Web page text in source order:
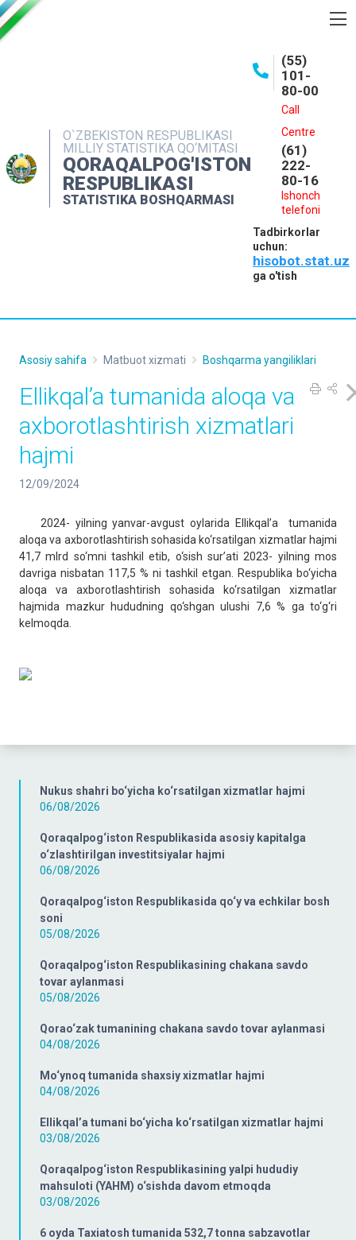
O`ZBEKISTON RESPUBLIKASI
MILLIY STATISTIKA QO‘MITASI
QORAQALPOG'ISTON
RESPUBLIKASI
STATISTIKA BOSHQARMASI
(55)
101-
80-00
Call
Centre
(61)
222-
80-16
Ishonch
telefoni
Tadbirkorlar
uchun:
hisobot.stat.uz
ga o'tish
INTERAKTIV XIZMATLAR
MATBUOT XIZMATI
MUROJAATLAR
Nukus shahri bo‘yicha ko‘rsatilgan xizmatlar hajmi
06/08/2026
Qoraqalpog‘iston Respublikasida asosiy kapitalga
o‘zlashtirilgan investitsiyalar hajmi
06/08/2026
Qoraqalpog‘iston Respublikasida qo‘y va echkilar bosh
soni
05/08/2026
Qoraqalpog‘iston Respublikasining chakana savdo
tovar aylanmasi
05/08/2026
Qorao‘zak tumanining chakana savdo tovar aylanmasi
04/08/2026
Mo‘ynoq tumanida shaxsiy xizmatlar hajmi
04/08/2026
Ellikqal’a tumani bo‘yicha ko‘rsatilgan xizmatlar hajmi
03/08/2026
Qoraqalpog‘iston Respublikasining yalpi hududiy
mahsuloti (YAHM) o‘sishda davom etmoqda
03/08/2026
6 oyda Taxiatosh tumanida 532,7 tonna sabzavotlar
Asosiy sahifa Matbuot xizmati Boshqarma yangiliklari
Ellikqal’a tumanida aloqa va
axborotlashtirish xizmatlari
hajmi
12/09/2024
2024- yilning yanvar-avgust oylarida Ellikqal’a tumanida
aloqa va axborotlashtirish sohasida ko‘rsatilgan xizmatlar hajmi
41,7 mlrd so‘mni tashkil etib, o‘sish sur’ati 2023- yilning mos
davriga nisbatan 117,5 % ni tashkil etgan. Respublika bo‘yicha
aloqa va axborotlashtirish sohasida ko‘rsatilgan xizmatlar
hajmida mazkur hududning qo‘shgan ulushi 7,6 % ga to‘g‘ri
kelmoqda.